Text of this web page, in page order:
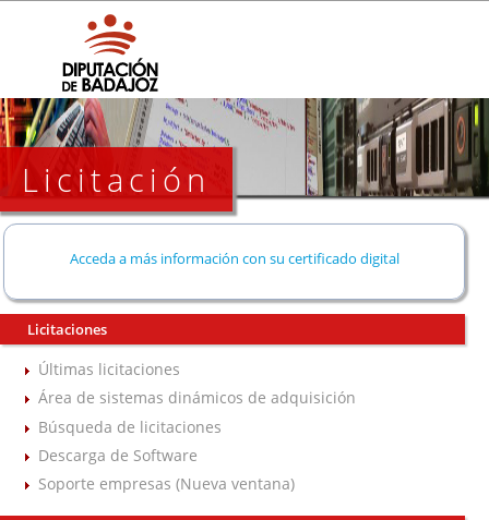
Licitación
Acceda a más información con su certificado digital
Licitaciones
Últimas licitaciones
Área de sistemas dinámicos de adquisición
Búsqueda de licitaciones
Descarga de Software
Soporte empresas (Nueva ventana)